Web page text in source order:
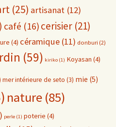
(25) artisanat (12)
café (16) cerisier (21)
(4) céramique (11) donburi (2)
(59) kiriko (1) Koyasan (4)
mer intérieure de seto (3) mie (5)
nature (85)
perle (1) poterie (4)